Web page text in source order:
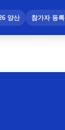
양산 참가자 등록